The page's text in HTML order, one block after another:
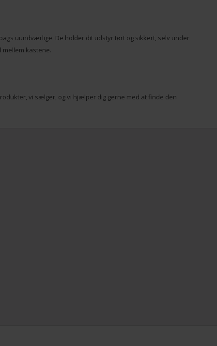
uundværlige. De holder dit udstyr tørt og sikkert, selv under
kastene.
vi sælger, og vi hjælper dig gerne med at finde den